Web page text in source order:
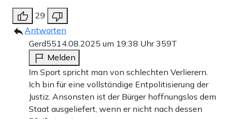
29
Antworten
Gerd5514.08.2025 um 19:38 Uhr359T
Melden
Im Sport spricht man von schlechten Verlierern.
Ich bin für eine vollständige Entpolitisierung der
Justiz. Ansonsten ist der Bürger hoffnungslos dem
Staat ausgeliefert, wenn er nicht nach dessen